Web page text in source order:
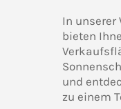
In unserer
bieten
und
zu einem